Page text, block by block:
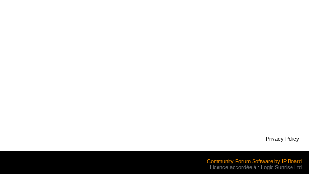
Privacy Policy
Community Forum Software by IP.Board
Licence accordée à : Logic Sunrise Ltd